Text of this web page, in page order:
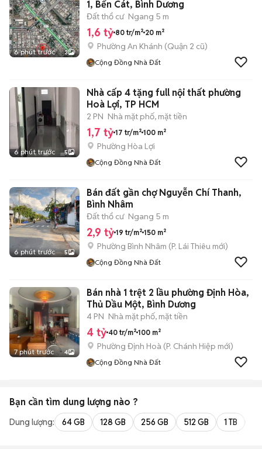
6 phút trước 3
1, Bến Cát, Bình Dương
Đất thổ cư Ngang 5 m
1,6 tỷ 80 tr/m² 20 m²
Phường An Khánh (Quận 2 cũ)
Cộng Đồng Nhà Đất
6 phút trước 5
Nhà cấp 4 tặng full nội thất phường
Hoà Lợi, TP HCM
2 PN Nhà mặt phố, mặt tiền
1,7 tỷ 17 tr/m² 100 m²
Phường Hòa Lợi
Cộng Đồng Nhà Đất
6 phút trước 5
Bán đất gần chợ Nguyễn Chí Thanh,
Bình Nhâm
Đất thổ cư Ngang 5 m
2,9 tỷ 19 tr/m² 150 m²
Phường Bình Nhâm (P. Lái Thiêu mới)
Cộng Đồng Nhà Đất
7 phút trước 4
Bán nhà 1 trệt 2 lầu phường Định Hòa,
Thủ Dầu Một, Bình Dương
4 PN Nhà mặt phố, mặt tiền
4 tỷ 40 tr/m² 100 m²
Phường Định Hoà (P. Chánh Hiệp mới)
Cộng Đồng Nhà Đất
Bạn cần tìm dung lượng nào ?
Dung lượng: 64 GB 128 GB 256 GB 512 GB 1 TB